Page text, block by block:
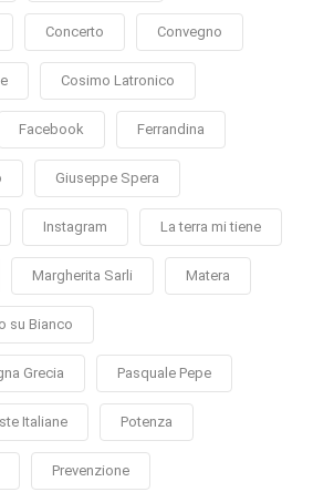
Concerto Convegno
Cosimo Latronico
Facebook Ferrandina
Giuseppe Spera
Instagram La terra mi tiene
Margherita Sarli Matera
su Bianco
Grecia Pasquale Pepe
Italiane Potenza
Prevenzione